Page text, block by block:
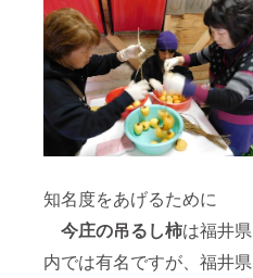
知名度をあげるために
今庄の吊るし柿は福井県
内では有名ですが、福井県